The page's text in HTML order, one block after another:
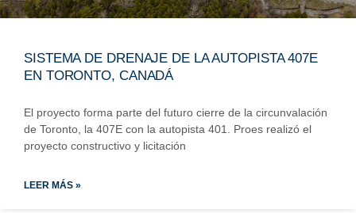
SISTEMA DE DRENAJE DE LA AUTOPISTA 407E
EN TORONTO, CANADÁ
El proyecto forma parte del futuro cierre de la circunvalación
de Toronto, la 407E con la autopista 401. Proes realizó el
proyecto constructivo y licitación
LEER MÁS »